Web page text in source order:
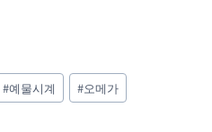
#예물시계 #오메가